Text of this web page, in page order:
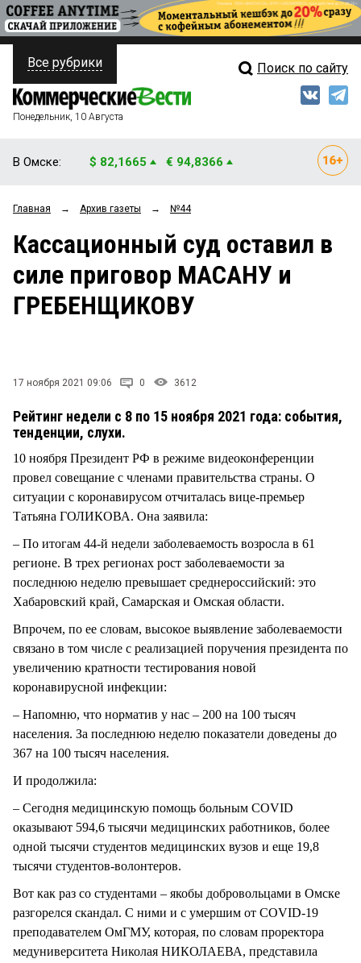
ПОЛИТИКА
ФИНАНСЫ
ОБЩЕСТВО
ЗАКОН
НОВОСТИ КОМПАНИЙ
Свежий выпуск
Рейтинги
Блоги
Все рубрики Поиск по сайту
Понедельник, 10 Августа
В Омске: $ 82,1665 € 94,8366
Главная → Архив газеты → №44
Кассационный суд оставил в
силе приговор МАСАНУ и
ГРЕБЕНЩИКОВУ
17 ноября 2021 09:06 0 3612
Рейтинг недели с 8 по 15 ноября 2021 года: события,
тенденции, слухи.
10 ноября Президент РФ в режиме видеоконференции
провел совещание с членами правительства страны. О
ситуации с коронавирусом отчиталась вице-премьер
Татьяна ГОЛИКОВА. Она заявила:
– По итогам 44-й недели заболеваемость возросла в 61
регионе. В трех регионах рост заболеваемости за
последнюю неделю превышает среднероссийский: это
Хабаровский край, Самарская и Омская области.
Впрочем, по ее словам, высокое выявление заболеваемости
связано в том числе с реализацией поручения президента по
увеличению кратности тестирования новой
коронавирусной инфекции:
– Напомню, что норматив у нас – 200 на 100 тысяч
населения. За последнюю неделю показатели доведены до
367 на 100 тысяч населения.
И продолжила:
– Сегодня медицинскую помощь больным COVID
оказывают 594,6 тысячи медицинских работников, более
одной тысячи студентов медицинских вузов и еще 19,8
тысячи студентов-волонтеров.
Вот как раз со студентами – якобы добровольцами в Омске
разгорелся скандал. С ними и с умершим от COVID-19
преподавателем ОмГМУ, которая, по словам проректора
медуниверситета Николая НИКОЛАЕВА, представила